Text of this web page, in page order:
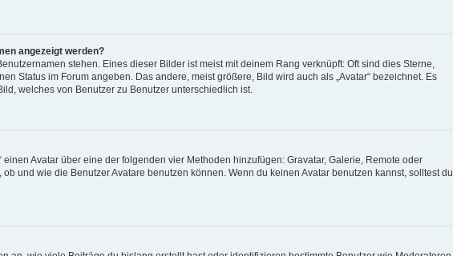
angezeigt werden?
stehen. Eines dieser Bilder ist meist mit deinem Rang verknüpft: Oft sind dies Sterne,
Status im Forum angeben. Das andere, meist größere, Bild wird auch als „Avatar“ bezeichnet. Es
welches von Benutzer zu Benutzer unterschiedlich ist.
Avatar über eine der folgenden vier Methoden hinzufügen: Gravatar, Galerie, Remote oder
und wie die Benutzer Avatare benutzen können. Wenn du keinen Avatar benutzen kannst, solltest du